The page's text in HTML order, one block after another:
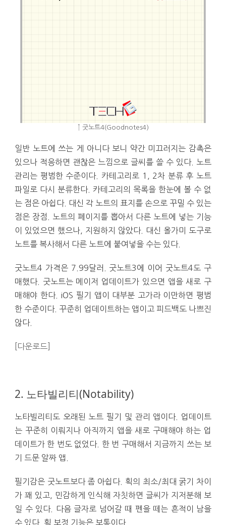
↑ 굿노트4(Goodnotes4)
일반 노트에 쓰는 게 아니다 보니 약간 미끄러지는 감촉은
있으나 적응하면 괜찮은 느낌으로 글씨를 쓸 수 있다. 노트
관리는 평범한 수준이다. 카테고리로 1, 2차 분류 후 노트
파일로 다시 분류한다. 카테고리의 목록을 한눈에 볼 수 없
는 점은 아쉽다. 대신 각 노트의 표지를 손으로 꾸밀 수 있는
점은 장점. 노트의 페이지를 뽑아서 다른 노트에 넣는 기능
이 있었으면 했으나, 지원하지 않았다. 대신 올가미 도구로
노트를 복사해서 다른 노트에 붙여넣을 수는 있다.
굿노트4 가격은 7.99달러. 굿노트3에 이어 굿노트4도 구
매했다. 굿노트는 메이저 업데이트가 있으면 앱을 새로 구
매해야 한다. iOS 필기 앱이 대부분 고가라 이만하면 평범
한 수준이다. 꾸준히 업데이트하는 앱이고 피드백도 나쁘진
않다.
[다운로드]
2. 노타빌리티(Notability)
노타빌리티도 오래된 노트 필기 및 관리 앱이다. 업데이트
는 꾸준히 이뤄지나 아직까지 앱을 새로 구매해야 하는 업
데이트가 한 번도 없었다. 한 번 구매해서 지금까지 쓰는 보
기 드문 알짜 앱.
필기감은 굿노트보다 좀 아쉽다. 획의 최소/최대 굵기 차이
가 꽤 있고, 민감하게 인식해 자칫하면 글씨가 지저분해 보
일 수 있다. 다음 글자로 넘어갈 때 펜을 떼는 흔적이 남을
수 있다. 획 보정 기능은 보통이다.